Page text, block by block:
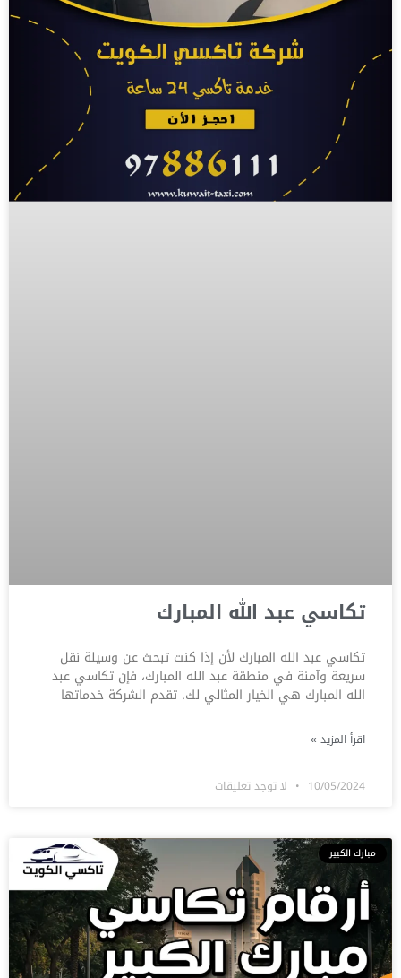
تكاسي عبد الله المبارك
تكاسي عبد الله المبارك لأن إذا كنت تبحث عن وسيلة نقل
سريعة وآمنة في منطقة عبد الله المبارك، فإن تكاسي عبد
الله المبارك هي الخيار المثالي لك. تقدم الشركة خدماتها
اقرأ المزيد »
10/05/2024 لا توجد تعليقات
مبارك الكبير